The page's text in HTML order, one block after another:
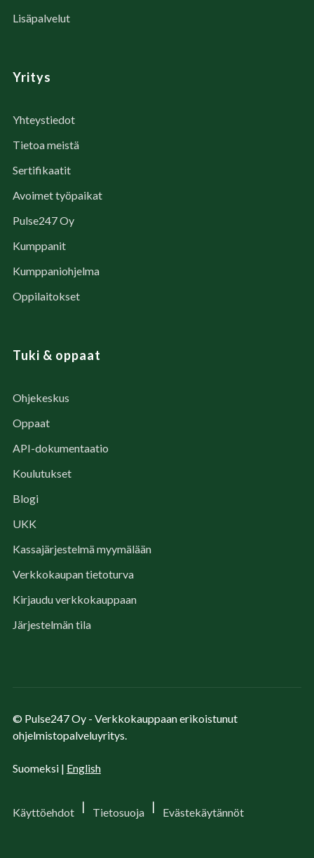
Lisäpalvelut
Yritys
Yhteystiedot
Tietoa meistä
Sertifikaatit
Avoimet työpaikat
Pulse247 Oy
Kumppanit
Kumppaniohjelma
Oppilaitokset
Tuki & oppaat
Ohjekeskus
Oppaat
API-dokumentaatio
Koulutukset
Blogi
UKK
Kassajärjestelmä myymälään
Verkkokaupan tietoturva
Kirjaudu verkkokauppaan
Järjestelmän tila
© Pulse247 Oy - Verkkokauppaan erikoistunut
ohjelmistopalveluyritys.
Suomeksi | English
Käyttöehdot | Tietosuoja | Evästekäytännöt